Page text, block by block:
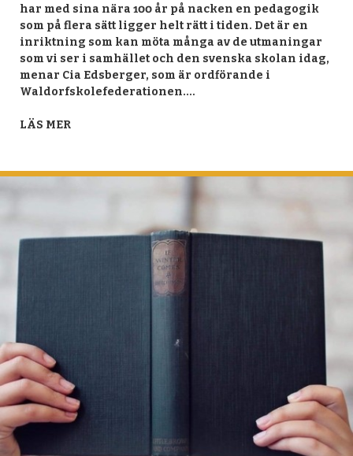
har med sina nära 100 år på nacken en pedagogik
som på flera sätt ligger helt rätt i tiden. Det är en
inriktning som kan möta många av de utmaningar
som vi ser i samhället och den svenska skolan idag,
menar Cia Edsberger, som är ordförande i
Waldorfskolefederationen.…
LÄS MER